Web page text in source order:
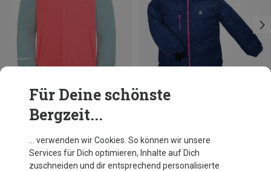
Du sparst 27%
Für Deine schönste
Bergzeit...
… verwenden wir Cookies. So können wir unsere
Services für Dich optimieren, Inhalte auf Dich
zuschneiden und dir entsprechend personalisierte